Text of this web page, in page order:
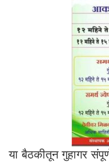
या बैठकीतून गुहागर